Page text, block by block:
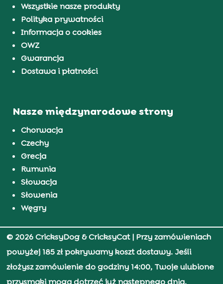
Wszystkie nasze produkty
Polityka prywatności
Informacja o cookies
OWZ
Gwarancja
Dostawa i płatności
Nasze międzynarodowe strony
Chorwacja
Czechy
Grecja
Rumunia
Słowacja
Słowenia
Węgry
© 2026 CricksyDog & CricksyCat| Przy zamówieniach
powyżej 185 zł pokrywamy koszt dostawy. Jeśli
złożysz zamówienie do godziny 14:00, Twoje ulubione
przysmaki mogą dotrzeć już następnego dnia.